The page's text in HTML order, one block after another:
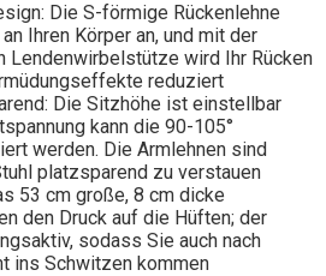
Die S-förmige Rückenlehne
Ihren Körper an, und mit der
Lendenwirbelstütze wird Ihr Rücken
reduziert
Die Sitzhöhe ist einstellbar
kann die 90-105°
werden. Die Armlehnen sind
platzsparend zu verstauen
53 cm große, 8 cm dicke
den Druck auf die Hüften; der
sodass Sie auch nach
ins Schwitzen kommen